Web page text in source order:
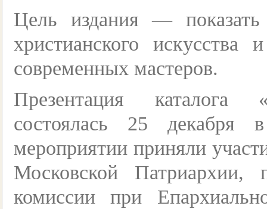
Цель издания — показать
христианского
современных мастеров.
Презентация каталога
состоялась 25 декабря
мероприятии приняли
Московской Патриархии,
комиссии при